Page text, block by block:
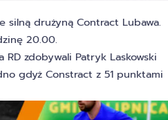
silną drużyną Contract Lubawa.
20.00.
zdobywali Patryk Laskowski
gdyż Constract z 51 punktami